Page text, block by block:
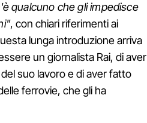
qualcuno che gli impedisce
, con chiari riferimenti ai
lunga introduzione arriva
un giornalista Rai, di aver
suo lavoro e di aver fatto
ferrovie, che gli ha